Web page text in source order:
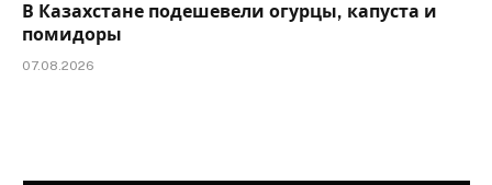
В Казахстане подешевели огурцы, капуста и
помидоры
07.08.2026